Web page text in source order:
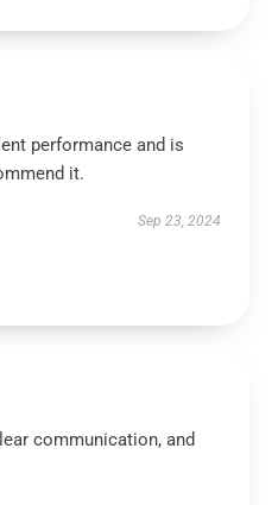
performance and is
it.
Sep 23, 2024
communication, and